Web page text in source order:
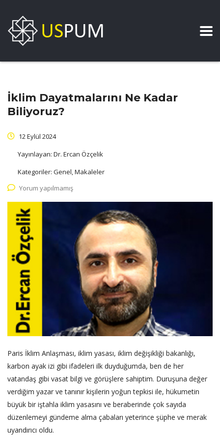
İklim Dayatmalarını Ne Kadar
Biliyoruz?
12 Eylül 2024
Yayınlayan: Dr. Ercan Özçelik
Kategoriler: Genel, Makaleler
Yorum yapılmamış
Paris İklim Anlaşması, iklim yasası, iklim değişikliği bakanlığı,
karbon ayak izi gibi ifadeleri ilk duyduğumda, ben de her
vatandaş gibi vasat bilgi ve görüşlere sahiptim. Duruşuna değer
verdiğim yazar ve tanınır kişilerin yoğun tepkisi ile, hükumetin
büyük bir iştahla iklim yasasını ve beraberinde çok sayıda
düzenlemeyi gündeme alma çabaları yeterince şüphe ve merak
uyandırıcı oldu.